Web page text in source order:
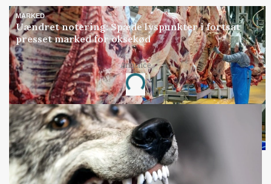
MARKED
Uændret notering: Spæde lyspunkter i fortsat
presset marked for oksekød
Annonce
Loading...